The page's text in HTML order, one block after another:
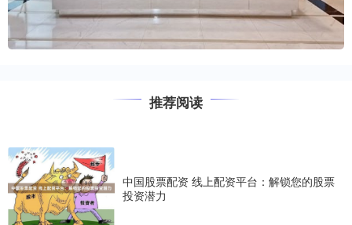
推荐阅读
中国股票配资 线上配资平台：解锁您的股票
投资潜力